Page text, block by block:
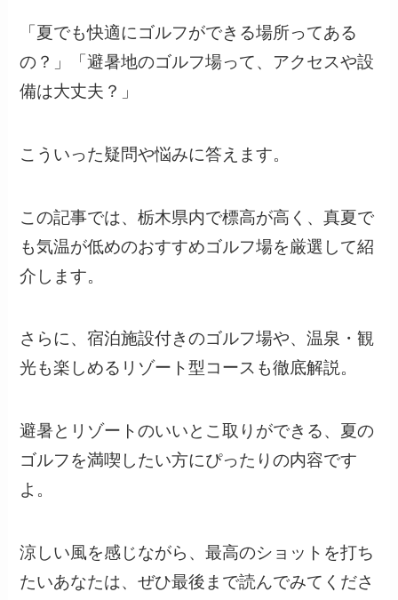
「夏でも快適にゴルフができる場所ってある
の？」「避暑地のゴルフ場って、アクセスや設
備は大丈夫？」
こういった疑問や悩みに答えます。
この記事では、栃木県内で標高が高く、真夏で
も気温が低めのおすすめゴルフ場を厳選して紹
介します。
さらに、宿泊施設付きのゴルフ場や、温泉・観
光も楽しめるリゾート型コースも徹底解説。
避暑とリゾートのいいとこ取りができる、夏の
ゴルフを満喫したい方にぴったりの内容です
よ。
涼しい風を感じながら、最高のショットを打ち
たいあなたは、ぜひ最後まで読んでみてくださ